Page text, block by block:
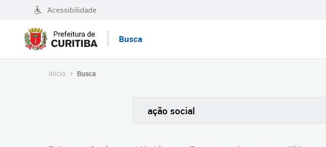
Acessibilidade
Busca
Início Busca